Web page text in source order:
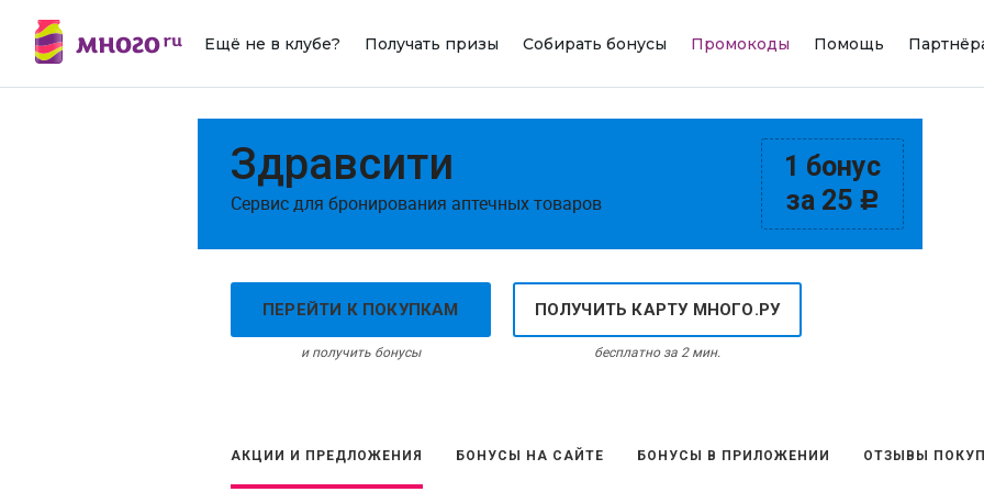
Ещё не в клубе? Получать призы Собирать бонусы Промокоды Помощь
1 бонус
за 25 c
Здравсити
Сервис для бронирования аптечных товаров
ПЕРЕЙТИ К ПОКУПКАМ
и получить бонусы
ПОЛУЧИТЬ КАРТУ МНОГО.РУ
бесплатно за 2 мин.
АКЦИИ И ПРЕДЛОЖЕНИЯ БОНУСЫ НА САЙТЕ БОНУСЫ В ПРИЛОЖЕНИИ ОТЗЫВЫ